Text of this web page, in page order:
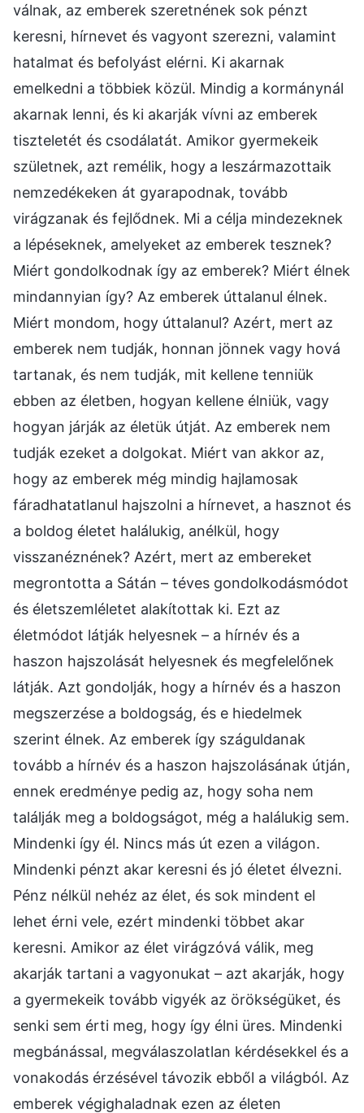
válnak, az emberek szeretnének sok pénzt
keresni, hírnevet és vagyont szerezni, valamint
hatalmat és befolyást elérni. Ki akarnak
emelkedni a többiek közül. Mindig a kormánynál
akarnak lenni, és ki akarják vívni az emberek
tiszteletét és csodálatát. Amikor gyermekeik
születnek, azt remélik, hogy a leszármazottaik
nemzedékeken át gyarapodnak, tovább
virágzanak és fejlődnek. Mi a célja mindezeknek
a lépéseknek, amelyeket az emberek tesznek?
Miért gondolkodnak így az emberek? Miért élnek
mindannyian így? Az emberek úttalanul élnek.
Miért mondom, hogy úttalanul? Azért, mert az
emberek nem tudják, honnan jönnek vagy hová
tartanak, és nem tudják, mit kellene tenniük
ebben az életben, hogyan kellene élniük, vagy
hogyan járják az életük útját. Az emberek nem
tudják ezeket a dolgokat. Miért van akkor az,
hogy az emberek még mindig hajlamosak
fáradhatatlanul hajszolni a hírnevet, a hasznot és
a boldog életet halálukig, anélkül, hogy
visszanéznének? Azért, mert az embereket
megrontotta a Sátán – téves gondolkodásmódot
és életszemléletet alakítottak ki. Ezt az
életmódot látják helyesnek – a hírnév és a
haszon hajszolását helyesnek és megfelelőnek
látják. Azt gondolják, hogy a hírnév és a haszon
megszerzése a boldogság, és e hiedelmek
szerint élnek. Az emberek így száguldanak
tovább a hírnév és a haszon hajszolásának útján,
ennek eredménye pedig az, hogy soha nem
találják meg a boldogságot, még a halálukig sem.
Mindenki így él. Nincs más út ezen a világon.
Mindenki pénzt akar keresni és jó életet élvezni.
Pénz nélkül nehéz az élet, és sok mindent el
lehet érni vele, ezért mindenki többet akar
keresni. Amikor az élet virágzóvá válik, meg
akarják tartani a vagyonukat – azt akarják, hogy
a gyermekeik tovább vigyék az örökségüket, és
senki sem érti meg, hogy így élni üres. Mindenki
megbánással, megválaszolatlan kérdésekkel és a
vonakodás érzésével távozik ebből a világból. Az
emberek végighaladnak ezen az életen